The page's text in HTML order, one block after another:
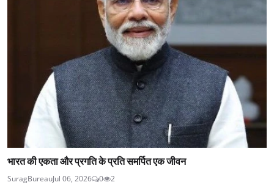
भारत की एकता और प्रगति के प्रति समर्पित एक जीवन
SuragBureauJul 06, 2026 0 2